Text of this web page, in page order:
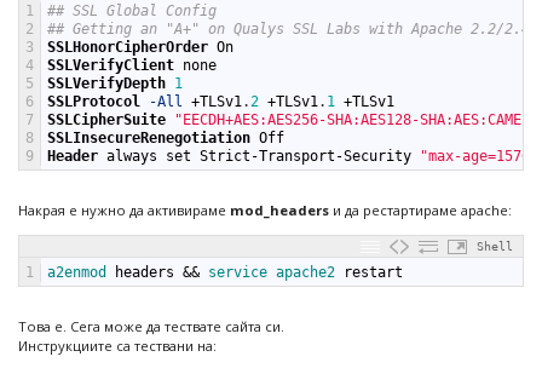
1
2
3
4
5
6
7
8
9
## SSL Global Config
## Getting an "A+" on Qualys SSL Labs with Apache 2.2/2.4
SSLHonorCipherOrder On
SSLVerifyClient none
SSLVerifyDepth 1
SSLProtocol
-All +TLSv1 . 2 +TLSv1 . 1 +TLSv1
SSLCipherSuite
"EECDH+AES:AES256-SHA:AES128-
SSLInsecureRenegotiation Off
Header always set Strict-Transport-Security "max-
Накрая е нужно да активираме mod_headers и да рестартираме apache:
Shell
1 a2enmod headers && service apache2 restart
Това е. Сега може да тествате сайта си.
Инструкциите са тествани на: